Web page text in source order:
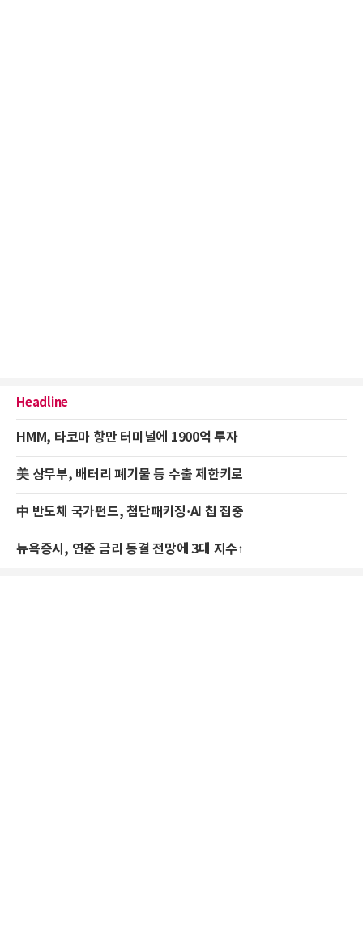
Headline
HMM, 타코마 항만 터미널에 1900억 투자
美 상무부, 배터리 폐기물 등 수출 제한키로
中 반도체 국가펀드, 첨단패키징·AI 칩 집중
뉴욕증시, 연준 금리 동결 전망에 3대 지수↑